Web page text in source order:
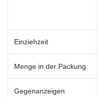
Einziehzeit
Menge in der Packung
Gegenanzeigen